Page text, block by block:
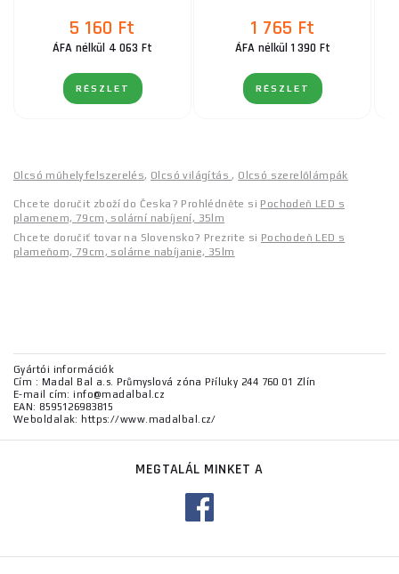
5 160 Ft
ÁFA nélkül 4 063 Ft
RÉSZLET
1 765 Ft
ÁFA nélkül 1 390 Ft
RÉSZLET
Olcsó műhelyfelszerelés, Olcsó világítás, Olcsó szerelőlámpák
Chcete doručit zboží do Česka? Prohlédněte si Pochodeň LED s
plamenem, 79cm, solární nabíjení, 35lm
Chcete doručiť tovar na Slovensko? Prezrite si Pochodeň LED s
plameňom, 79cm, solárne nabíjanie, 35lm
Gyártói információk
Cím : Madal Bal a.s. Průmyslová zóna Příluky 244 760 01 Zlín
E-mail cím: info@madalbal.cz
EAN: 8595126983815
Weboldalak: https://www.madalbal.cz/
MEGTALÁL MINKET A